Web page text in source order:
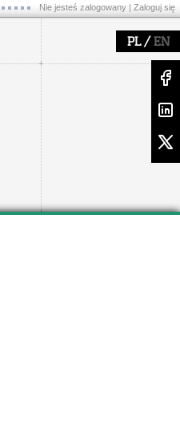
Nie jesteś zalogowany | Zaloguj się
PL/ EN